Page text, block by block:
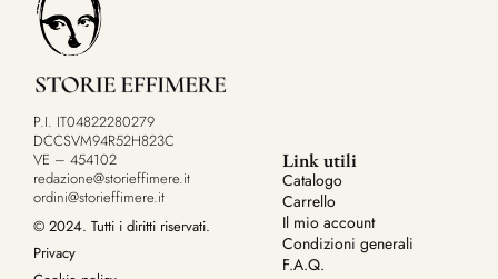
P.I. IT04822280279
DCCSVM94R52H823C
VE – 454102
redazione@storieffimere.it
ordini@storieffimere.it
© 2024. Tutti i diritti riservati.
Privacy
Link utili
Catalogo
Carrello
Il mio account
Condizioni generali
F.A.Q.